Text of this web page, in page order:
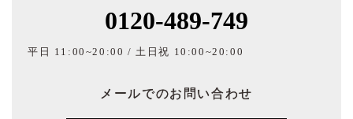
0120-489-749
平日 11:00~20:00 / 土日祝 10:00~20:00
メールでのお問い合わせ